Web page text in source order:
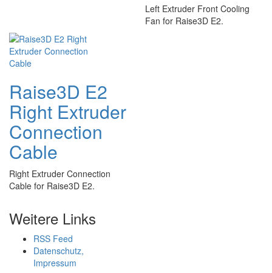
Left Extruder Front Cooling
Fan for Raise3D E2.
Raise3D E2
Right Extruder
Connection
Cable
Right Extruder Connection
Cable for Raise3D E2.
Weitere Links
RSS Feed
Datenschutz,
Impressum